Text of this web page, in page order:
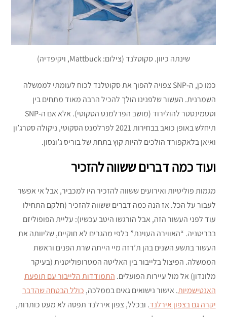
שינתה כיוון. סקוטלנד (צילום: Mattbuck, ויקיפדיה)
כמו כן, ה-SNP צפויה להפוך את סקוטלנד לכוח לעומתי לממשלה
השמרנית. העשור שלפנינו הולך להכיל הרבה מאוד מתחים בין
וסטמינסטר להולירוד (מושב הפרלמנט הסקוטי). אלא אם ה-SNP
תיחלש באופן כואב בבחירות 2021 לפרלמנט הסקוטי, ניקולה סטרג’ון
ואיאן בלאקפורד הולכים להיות קוץ בתחת של בוריס ג’ונסון.
ועוד כמה דברים ששווה להזכיר
מגמות פוליטיות ואירועים ששווה להזכיר היו למכביר, אבל אי אפשר
לעבור על הכל. אז הנה כמה דברים ששווה להזכיר (חלקם התחילו
עוד לפני העשור הזה, אבל הורגשו היטב עכשיו): עליית הפופוליזם
בבריטניה. “האווירה העוינת” כלפי מהגרים לא חוקיים, שליוותה את
העשור בתשע השנים בהן ת’רזה מיי הייתה שרת הפנים וראשת
הממשלה. הפיצול בלייבור בין האליטה המטרופוליטנית (בעיקר
מלונדון) אל מול עיירות הפועלים. התמודדות הלייבור עם תופעת
האנטישמיות. אישור נישואים גאים בממלכה, כולל הבטחה שהדבר
יקרה גם בצפון אירלנד. ובכלל, צפון אירלנד תפסה לא מעט כותרות,